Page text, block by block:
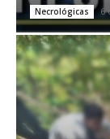
Necrológicas 6